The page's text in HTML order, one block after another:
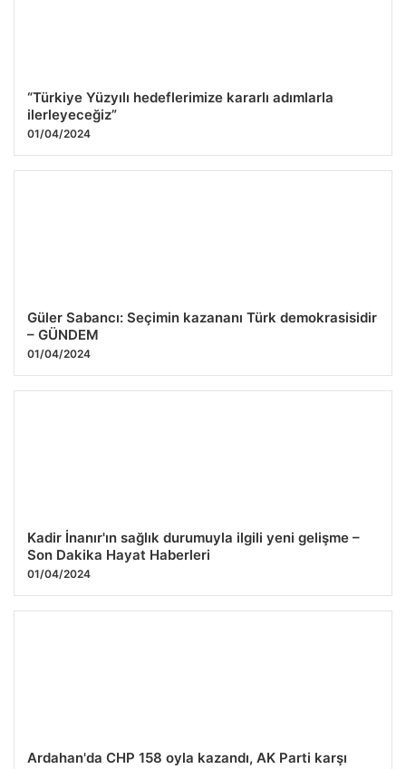
“Türkiye Yüzyılı hedeflerimize kararlı adımlarla
ilerleyeceğiz”
01/04/2024
Güler Sabancı: Seçimin kazananı Türk demokrasisidir
– GÜNDEM
01/04/2024
Kadir İnanır'ın sağlık durumuyla ilgili yeni gelişme –
Son Dakika Hayat Haberleri
01/04/2024
Ardahan'da CHP 158 oyla kazandı, AK Parti karşı